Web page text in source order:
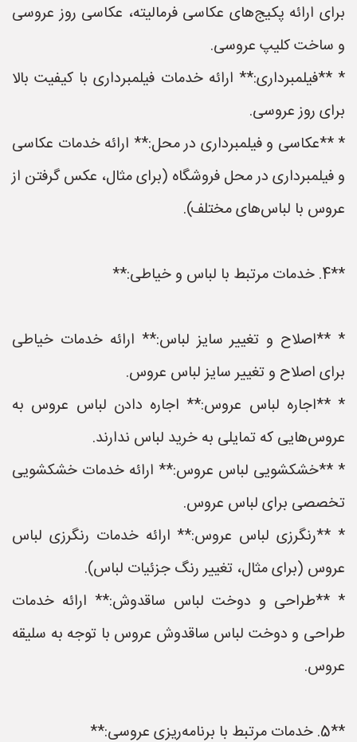
برای ارائه پکیج‌های عکاسی فرمالیته، عکاسی روز عروسی
و ساخت کلیپ عروسی.
* **فیلمبرداری:** ارائه خدمات فیلمبرداری با کیفیت بالا
برای روز عروسی.
* **عکاسی و فیلمبرداری در محل:** ارائه خدمات عکاسی
و فیلمبرداری در محل فروشگاه (برای مثال، عکس گرفتن از
عروس با لباس‌های مختلف).
**4. خدمات مرتبط با لباس و خیاطی:**
* **اصلاح و تغییر سایز لباس:** ارائه خدمات خیاطی
برای اصلاح و تغییر سایز لباس عروس.
* **اجاره لباس عروس:** اجاره دادن لباس عروس به
عروس‌هایی که تمایلی به خرید لباس ندارند.
* **خشکشویی لباس عروس:** ارائه خدمات خشکشویی
تخصصی برای لباس عروس.
* **رنگرزی لباس عروس:** ارائه خدمات رنگرزی لباس
عروس (برای مثال، تغییر رنگ جزئیات لباس).
* **طراحی و دوخت لباس ساقدوش:** ارائه خدمات
طراحی و دوخت لباس ساقدوش عروس با توجه به سلیقه
عروس.
**5. خدمات مرتبط با برنامه‌ریزی عروسی:**